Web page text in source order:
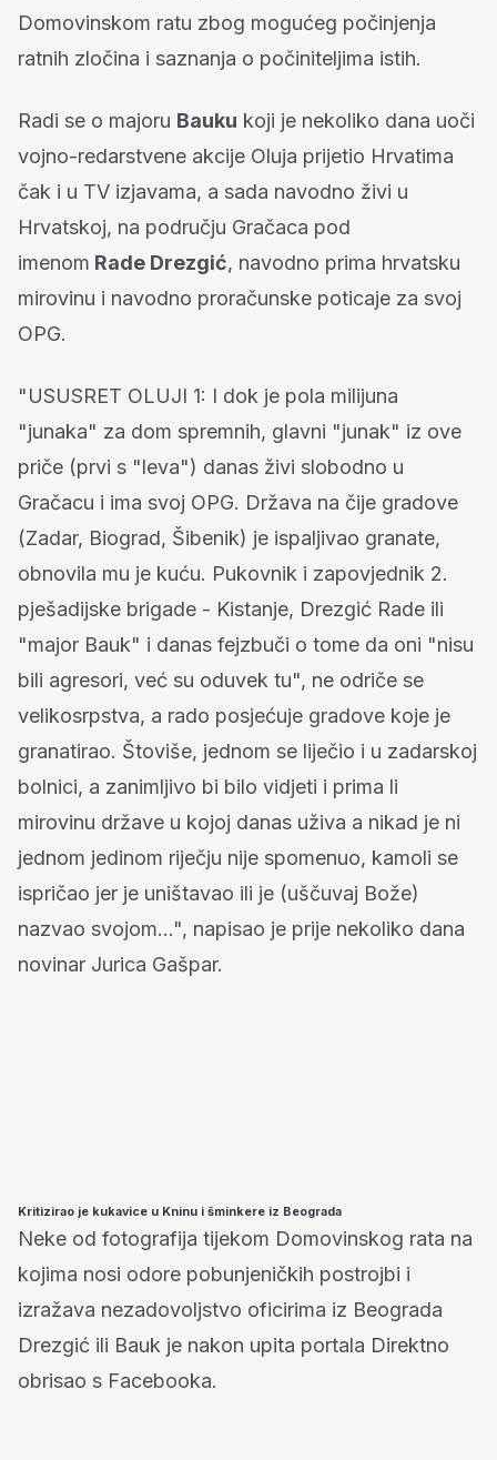
Domovinskom ratu zbog mogućeg počinjenja
ratnih zločina i saznanja o počiniteljima istih.
Radi se o majoru Bauku koji je nekoliko dana uoči
vojno-redarstvene akcije Oluja prijetio Hrvatima
čak i u TV izjavama, a sada navodno živi u
Hrvatskoj, na području Gračaca pod
imenom Rade Drezgić, navodno prima hrvatsku
mirovinu i navodno proračunske poticaje za svoj
OPG.
"USUSRET OLUJI 1: I dok je pola milijuna
"junaka" za dom spremnih, glavni "junak" iz ove
priče (prvi s "leva") danas živi slobodno u
Gračacu i ima svoj OPG. Država na čije gradove
(Zadar, Biograd, Šibenik) je ispaljivao granate,
obnovila mu je kuću. Pukovnik i zapovjednik 2.
pješadijske brigade - Kistanje, Drezgić Rade ili
"major Bauk" i danas fejzbuči o tome da oni "nisu
bili agresori, već su oduvek tu", ne odriče se
velikosrpstva, a rado posjećuje gradove koje je
granatirao. Štoviše, jednom se liječio i u zadarskoj
bolnici, a zanimljivo bi bilo vidjeti i prima li
mirovinu države u kojoj danas uživa a nikad je ni
jednom jedinom riječju nije spomenuo, kamoli se
ispričao jer je uništavao ili je (uščuvaj Bože)
nazvao svojom…", napisao je prije nekoliko dana
novinar Jurica Gašpar.
Kritizirao je kukavice u Kninu i šminkere iz Beograda
Neke od fotografija tijekom Domovinskog rata na
kojima nosi odore pobunjeničkih postrojbi i
izražava nezadovoljstvo oficirima iz Beograda
Drezgić ili Bauk je nakon upita portala Direktno
obrisao s Facebooka.